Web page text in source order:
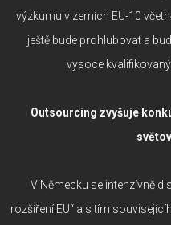
výzkumu v zemích EU-10
ještě bude prohlubovat a
vysoce
Outsourcing zvyšuje
V Německu se intenzívně
rozšíření EU“ a s tím